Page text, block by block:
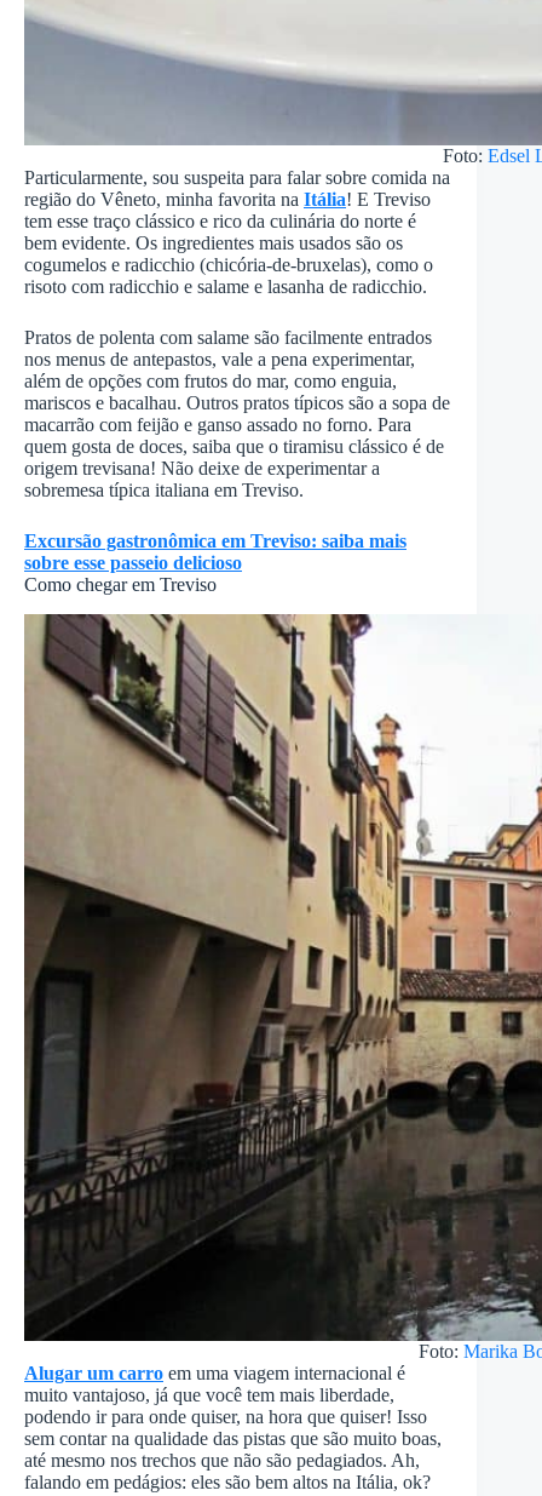
Foto: Edsel
Particularmente, sou suspeita para falar sobre comida na
região do Vêneto, minha favorita na Itália! E Treviso
tem esse traço clássico e rico da culinária do norte é
bem evidente. Os ingredientes mais usados são os
cogumelos e radicchio (chicória-de-bruxelas), como o
risoto com radicchio e salame e lasanha de radicchio.
Pratos de polenta com salame são facilmente entrados
nos menus de antepastos, vale a pena experimentar,
além de opções com frutos do mar, como enguia,
mariscos e bacalhau. Outros pratos típicos são a sopa de
macarrão com feijão e ganso assado no forno. Para
quem gosta de doces, saiba que o tiramisu clássico é de
origem trevisana! Não deixe de experimentar a
sobremesa típica italiana em Treviso.
Excursão gastronômica em Treviso: saiba mais
sobre esse passeio delicioso
Como chegar em Treviso
Foto: Marika
Alugar um carro em uma viagem internacional é
muito vantajoso, já que você tem mais liberdade,
podendo ir para onde quiser, na hora que quiser! Isso
sem contar na qualidade das pistas que são muito boas,
até mesmo nos trechos que não são pedagiados. Ah,
falando em pedágios: eles são bem altos na Itália, ok?